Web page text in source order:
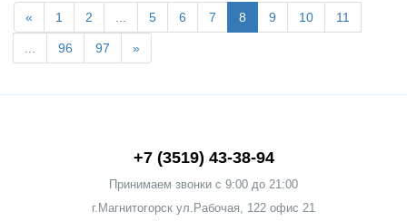
« 1 2 ... 5 6 7 8 9 10 11
... 96 97 »
+7 (3519) 43-38-94
Принимаем звонки c 9:00 до 21:00
г.Магнитогорск ул.Рабочая, 122 офис 21